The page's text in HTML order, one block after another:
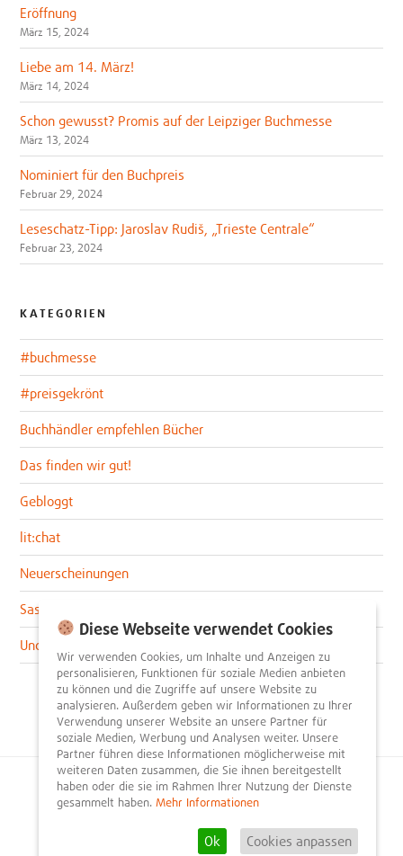
Eröffnung
März 15, 2024
Liebe am 14. März!
März 14, 2024
Schon gewusst? Promis auf der Leipziger Buchmesse
März 13, 2024
Nominiert für den Buchpreis
Februar 29, 2024
Leseschatz-Tipp: Jaroslav Rudiš, „Trieste Centrale“
Februar 23, 2024
KATEGORIEN
#buchmesse
#preisgekrönt
Buchhändler empfehlen Bücher
Das finden wir gut!
Gebloggt
lit:chat
Neuerscheinungen
Sascha im lit:blog
Uncategorized
© 2026litnity – Bücher entdecken und empfehlen.
Kontakt
Registrieren
Diese Webseite verwendet Cookies
Wir verwenden Cookies, um Inhalte und Anzeigen zu
personalisieren, Funktionen für soziale Medien anbieten
zu können und die Zugriffe auf unsere Website zu
analysieren. Außerdem geben wir Informationen zu Ihrer
Verwendung unserer Website an unsere Partner für
soziale Medien, Werbung und Analysen weiter. Unsere
Partner führen diese Informationen möglicherweise mit
weiteren Daten zusammen, die Sie ihnen bereitgestellt
haben oder die sie im Rahmen Ihrer Nutzung der Dienste
gesammelt haben. Mehr Informationen
Ok Cookies anpassen